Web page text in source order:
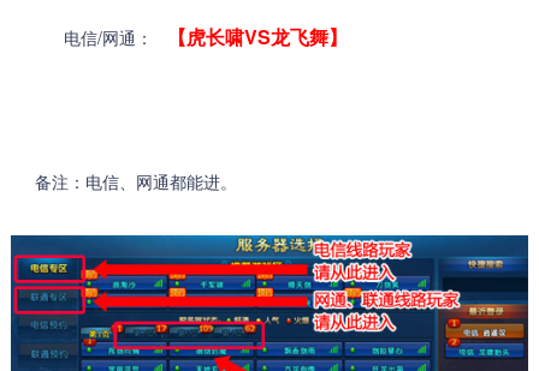
电信/网通： 【虎长啸VS龙飞舞】
备注：电信、网通都能进。